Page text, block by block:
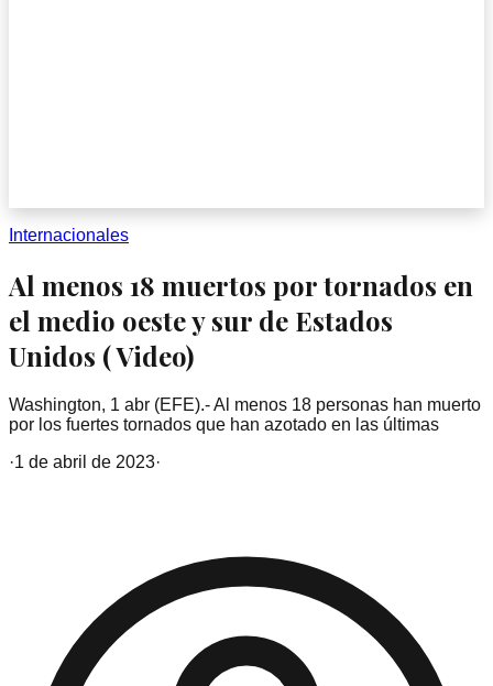
Internacionales
Al menos 18 muertos por tornados en
el medio oeste y sur de Estados
Unidos ( Video)
Washington, 1 abr (EFE).- Al menos 18 personas han muerto
por los fuertes tornados que han azotado en las últimas
·1 de abril de 2023·